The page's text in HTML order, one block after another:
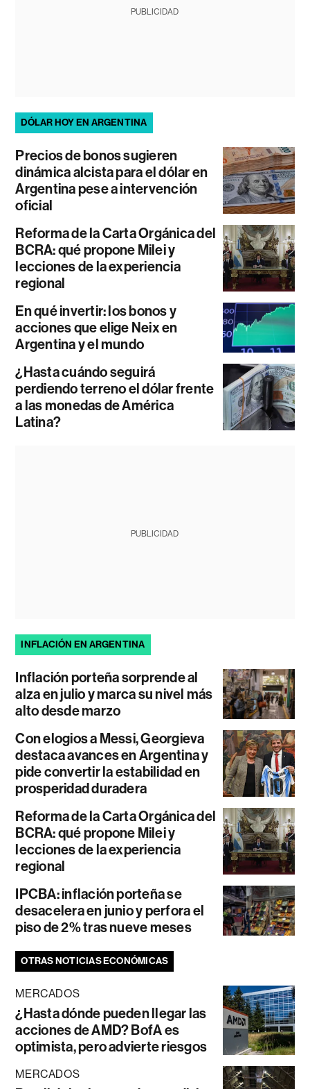
PUBLICIDAD
DÓLAR HOY EN ARGENTINA
Precios de bonos sugieren
dinámica alcista para el dólar en
Argentina pese a intervención
oficial
Reforma de la Carta Orgánica del
BCRA: qué propone Milei y
lecciones de la experiencia
regional
En qué invertir: los bonos y
acciones que elige Neix en
Argentina y el mundo
¿Hasta cuándo seguirá
perdiendo terreno el dólar frente
a las monedas de América
Latina?
PUBLICIDAD
INFLACIÓN EN ARGENTINA
Inflación porteña sorprende al
alza en julio y marca su nivel más
alto desde marzo
Con elogios a Messi, Georgieva
destaca avances en Argentina y
pide convertir la estabilidad en
prosperidad duradera
Reforma de la Carta Orgánica del
BCRA: qué propone Milei y
lecciones de la experiencia
regional
IPCBA: inflación porteña se
desacelera en junio y perfora el
piso de 2% tras nueve meses
OTRAS NOTICIAS ECONÓMICAS
MERCADOS
¿Hasta dónde pueden llegar las
acciones de AMD? BofA es
optimista, pero advierte riesgos
MERCADOS